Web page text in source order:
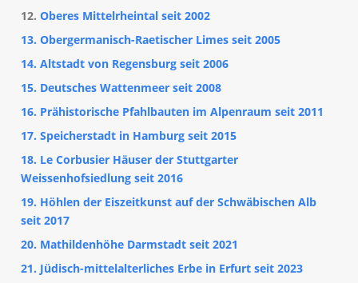
12.Oberes Mittelrheintal seit 2002
13. Obergermanisch-Raetischer Limes seit 2005
14. Altstadt von Regensburg seit 2006
15. Deutsches Wattenmeer seit 2008
16. Prähistorische Pfahlbauten im Alpenraum seit 2011
17. Speicherstadt in Hamburg seit 2015
18. Le Corbusier Häuser der Stuttgarter
Weissenhofsiedlung seit 2016
19. Höhlen der Eiszeitkunst auf der Schwäbischen Alb
seit 2017
20. Mathildenhöhe Darmstadt seit 2021
21. Jüdisch-mittelalterliches Erbe in Erfurt seit 2023